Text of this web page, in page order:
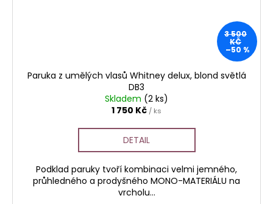
3 500
KČ
–50 %
Paruka z umělých vlasů Whitney delux, blond světlá
DB3
Skladem (2 ks)
1 750 Kč / ks
DETAIL
Podklad paruky tvoří kombinaci velmi jemného,
průhledného a prodyšného MONO-MATERIÁLU na
vrcholu...